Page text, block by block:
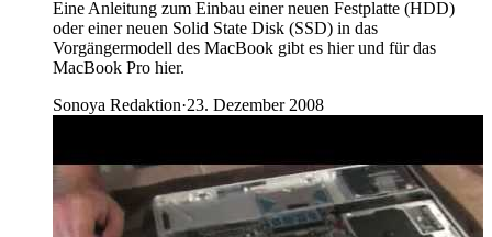
Eine Anleitung zum Einbau einer neuen Festplatte (HDD)
oder einer neuen Solid State Disk (SSD) in das
Vorgängermodell des MacBook gibt es hier und für das
MacBook Pro hier.
Sonoya Redaktion·23. Dezember 2008